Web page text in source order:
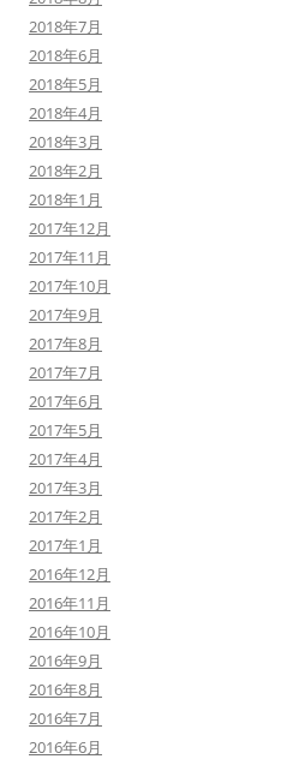
2018年7月
2018年6月
2018年5月
2018年4月
2018年3月
2018年2月
2018年1月
2017年12月
2017年11月
2017年10月
2017年9月
2017年8月
2017年7月
2017年6月
2017年5月
2017年4月
2017年3月
2017年2月
2017年1月
2016年12月
2016年11月
2016年10月
2016年9月
2016年8月
2016年7月
2016年6月